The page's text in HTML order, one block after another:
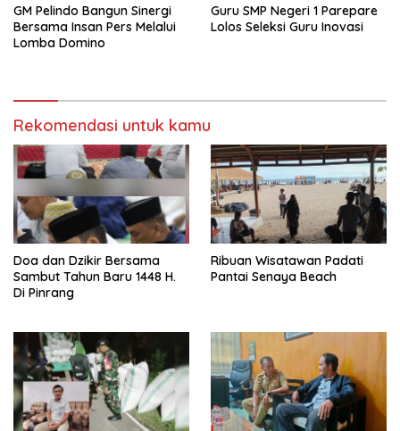
GM Pelindo Bangun Sinergi
Bersama Insan Pers Melalui
Lomba Domino
Guru SMP Negeri 1 Parepare
Lolos Seleksi Guru Inovasi
Rekomendasi untuk kamu
Doa dan Dzikir Bersama
Sambut Tahun Baru 1448 H.
Di Pinrang
Ribuan Wisatawan Padati
Pantai Senaya Beach